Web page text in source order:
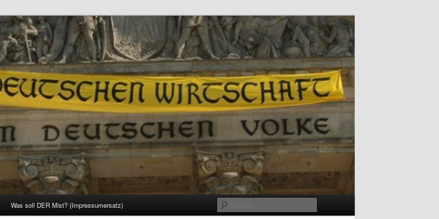
Was soll DER Mist? (Impressumersatz)